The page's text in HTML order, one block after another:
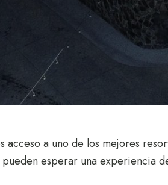
acceso a uno de los mejores
pueden esperar una experiencia